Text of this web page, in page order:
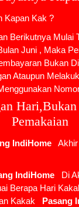
Kak ?
Berikutnya Mulai
Juni , Maka
Bukan
Ataupun
Pemakaian
IndiHome
IndiHome
Di
Berapa Hari
Kakak
Pasang